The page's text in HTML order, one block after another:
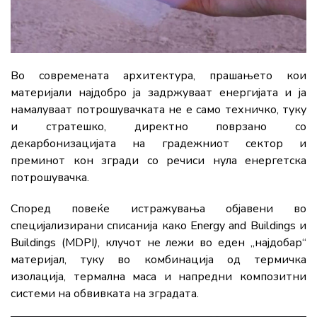
Во современата архитектура, прашањето кои
материјали најдобро ја задржуваат енергијата и ја
намалуваат потрошувачката не е само техничко, туку
и стратешко, директно поврзано со
декарбонизацијата на градежниот сектор и
преминот кон згради со речиси нула енергетска
потрошувачка.
Според повеќе истражувања објавени во
специјализирани списанија како Energy and Buildings и
Buildings (MDPI), клучот не лежи во еден „најдобар“
материјал, туку во комбинација од термичка
изолација, термална маса и напредни композитни
системи на обвивката на зградата.